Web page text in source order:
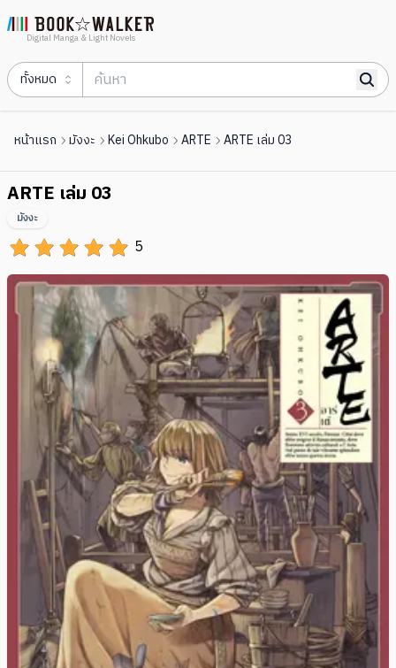
Digital Manga & Light Novels
ทั้งหมด
หน้าแรก มังงะ Kei Ohkubo ARTE ARTE เล่ม 03
ARTE เล่ม 03
5
มังงะ